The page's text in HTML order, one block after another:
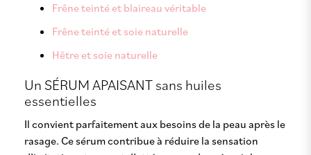
Frêne teinté et blaireau véritable
Frêne teinté et soie naturelle
Hêtre et soie naturelle
Un SÉRUM APAISANT sans huiles
essentielles
Il convient parfaitement aux besoins de la peau après le
rasage. Ce sérum contribue à réduire la sensation